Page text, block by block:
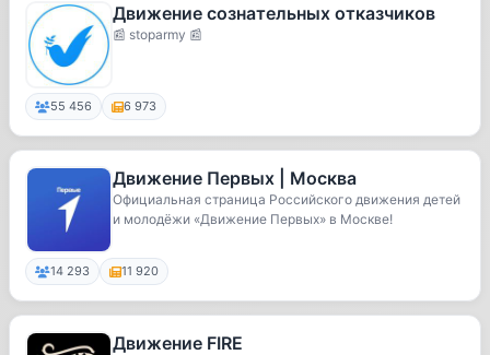
Движение сознательных отказчиков
📰 stoparmy 📰
55 456 6 973
Движение Первых | Москва
Официальная страница Российского движения детей
и молодёжи «Движение Первых» в Москве!
14 293 11 920
Движение FIRE